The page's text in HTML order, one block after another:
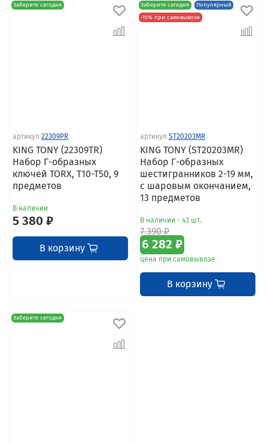
Заберите сегодня
артикул 22309PR
KING TONY (22309TR)
Набор Г-образных
ключей TORX, T10-T50, 9
предметов
В наличии
5 380 ₽
В корзину
Заберите сегодня
Популярный
-15% при самовывозе
артикул ST20203MR
KING TONY (ST20203MR)
Набор Г-образных
шестигранников 2-19 мм,
с шаровым окончанием,
13 предметов
В наличии - 43 шт.
7 390 ₽
6 282 ₽
цена при самовывозе
В корзину
Заберите сегодня